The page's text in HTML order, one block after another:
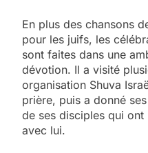
En plus des chansons
pour les juifs, les
sont faites dans une
dévotion. Il a visité
organisation Shuva
prière, puis a donné
de ses disciples qui
avec lui.